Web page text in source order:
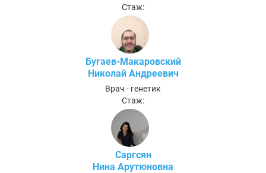
Стаж:
Бугаев-Макаровский
Николай Андреевич
Врач - генетик
Стаж:
Саргсян
Нина Арутюновна